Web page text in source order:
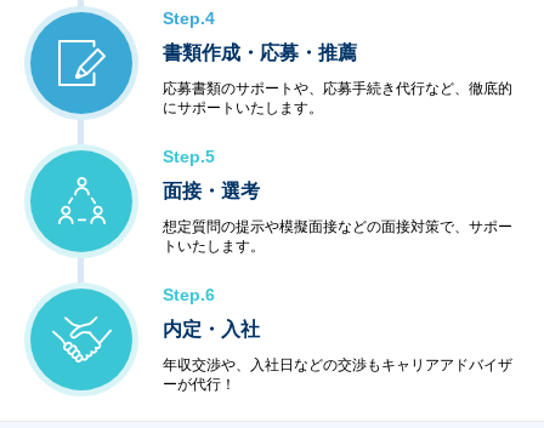
・データセンター
・ハウジング・ホスティング
・セキュリティ
＜教育サービス＞
・システム運用サービス
＜コンビニエンスサービス＞
・ハードウェア販売
・ソフトウェア販売
Step.4
書類作成・応募・推薦
応募書類のサポートや、応募手続き代行など、徹底的
にサポートいたします。
Step.5
面接・選考
想定質問の提示や模擬面接などの面接対策で、サポー
トいたします。
Step.6
内定・入社
年収交渉や、入社日などの交渉もキャリアアドバイザ
ーが代行！